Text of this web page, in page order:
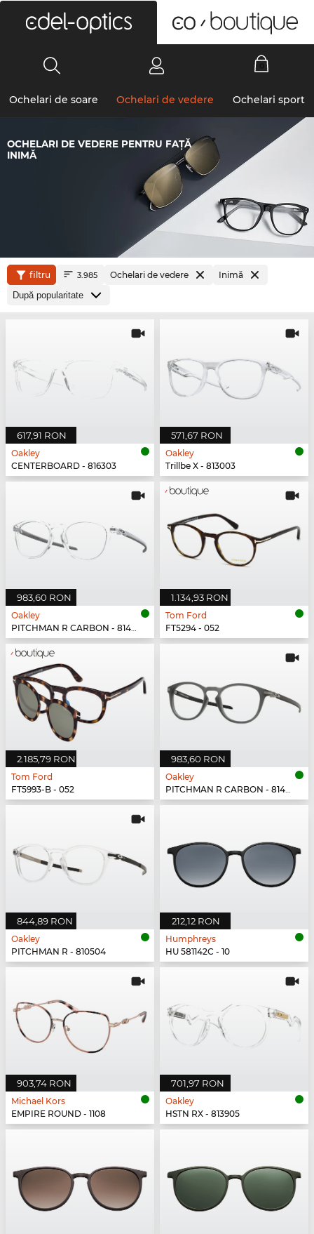
Ochelari de soare Ochelari de vedere Ochelari sport
OCHELARI DE VEDERE PENTRU FAȚĂ
INIMĂ
filtru 3.985 Ochelari de vedere Inimă
617,91 RON
Oakley
CENTERBOARD - 816303
571,67 RON
Oakley
Trillbe X - 813003
983,60 RON
Oakley
PITCHMAN R CARBON - 814903
1.134,93 RON
Tom Ford
FT5294 - 052
2.185,79 RON
Tom Ford
FT5993-B - 052
983,60 RON
Oakley
PITCHMAN R CARBON - 814902
844,89 RON
Oakley
PITCHMAN R - 810504
212,12 RON
Humphreys
HU 581142C - 10
903,74 RON
Michael Kors
EMPIRE ROUND - 1108
701,97 RON
Oakley
HSTN RX - 813905